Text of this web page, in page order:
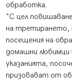
обработка.
"С цел
на третирането,
посещения на
домашни любимци
указанията,
призовават от